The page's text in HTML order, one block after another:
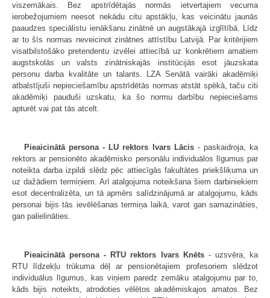
viszemākais. Bez apstrīdētajās normās ietvertajiem vecuma
ierobežojumiem neesot nekādu citu apstākļu, kas veicinātu jaunās
paaudzes speciālistu ienākšanu zinātnē un augstākajā izglītībā. Līdz
ar to šīs normas neveicinot zinātnes attīstību Latvijā. Par kritērijiem
visatbilstošāko pretendentu izvēlei attiecībā uz konkrētiem amatiem
augstskolās un valsts zinātniskajās institūcijās esot jāuzskata
personu darba kvalitāte un talants. LZA Senātā vairāki akadēmiķi
atbalstījuši nepieciešamību apstrīdētās normas atstāt spēkā, taču citi
akadēmiķi pauduši uzskatu, ka šo normu darbību nepieciešams
apturēt vai pat tās atcelt.
Pieaicinātā persona - LU rektors Ivars Lācis- paskaidroja, ka
rektors ar pensionēto akadēmisko personālu individuālos līgumus par
noteikta darba izpildi slēdz pēc attiecīgās fakultātes priekšlikuma un
uz dažādiem termiņiem. Arī atalgojuma noteikšana šiem darbiniekiem
esot decentralizēta, un tā apmērs salīdzinājumā ar atalgojumu, kāds
personai bijis tās ievēlēšanas termiņa laikā, varot gan samazināties,
gan palielināties.
Pieaicinātā persona - RTU rektors Ivars Knēts- uzsvēra, ka
RTU līdzekļu trūkuma dēļ ar pensionētajiem profesoriem slēdzot
individuālus līgumus, kas viņiem paredz zemāku atalgojumu par to,
kāds bijis noteikts, atrodoties vēlētos akadēmiskajos amatos. Bez